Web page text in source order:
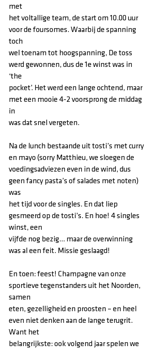
met
het voltallige team, de start om 10.00 uur
voor de foursomes. Waarbij de spanning
toch
wel toenam tot hoogspanning, De toss
werd gewonnen, dus de 1e winst was in
‘the
pocket’. Het werd een lange ochtend, maar
met een mooie 4-2 voorsprong de middag
in
was dat snel vergeten.
Na de lunch bestaande uit tosti’s met curry
en mayo (sorry Matthieu, we sloegen de
voedingsadviezen even in de wind, dus
geen fancy pasta’s of salades met noten)
was
het tijd voor de singles. En dat liep
gesmeerd op de tosti’s. En hoe! 4 singles
winst, een
vijfde nog bezig… maar de overwinning
was al een feit. Missie geslaagd!
En toen: feest! Champagne van onze
sportieve tegenstanders uit het Noorden,
samen
eten, gezelligheid en proosten – en heel
even niet denken aan de lange terugrit.
Want het
belangrijkste: ook volgend jaar spelen we